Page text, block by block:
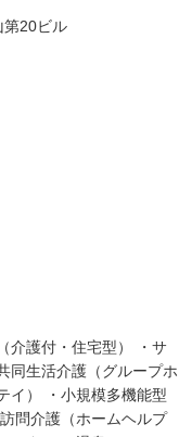
第20ビル
介護付・住宅型） ・サ
同生活介護（グループホ
イ） ・小規模多機能型
問介護（ホームヘルプ